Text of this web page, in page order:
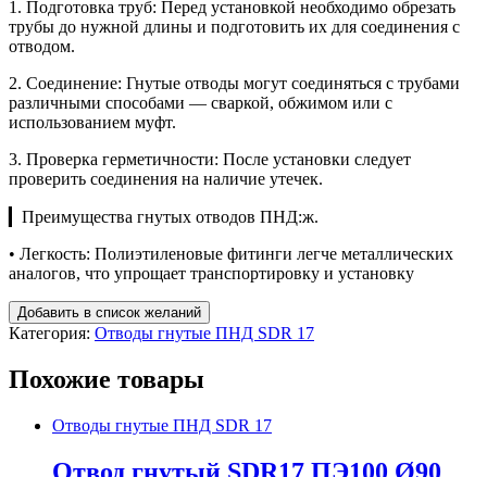
1. Подготовка труб: Перед установкой необходимо обрезать
трубы до нужной длины и подготовить их для соединения с
отводом.
2. Соединение: Гнутые отводы могут соединяться с трубами
различными способами — сваркой, обжимом или с
использованием муфт.
3. Проверка герметичности: После установки следует
проверить соединения на наличие утечек.
▎Преимущества гнутых отводов ПНД:ж.
• Легкость: Полиэтиленовые фитинги легче металлических
аналогов, что упрощает транспортировку и установку
Добавить в список желаний
Категория: Отводы гнутые ПНД SDR 17
Похожие товары
Отводы гнутые ПНД SDR 17
Отвод гнутый SDR17 ПЭ100 Ø90